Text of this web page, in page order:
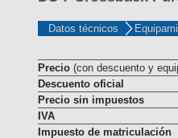
DS 7 Crossback
Precio(con descuento y
Descuento oficial
Precio sin impuestos
IVA